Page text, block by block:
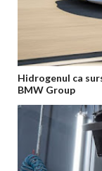
Hidrogenul ca
BMW Group